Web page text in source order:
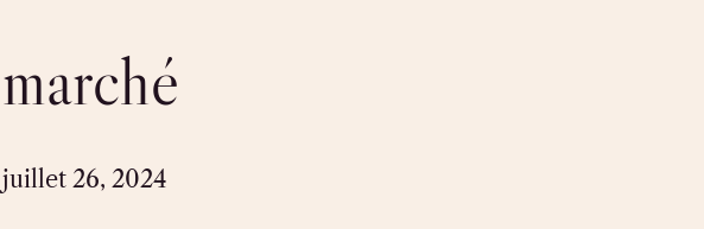
marché
juillet 26, 2024